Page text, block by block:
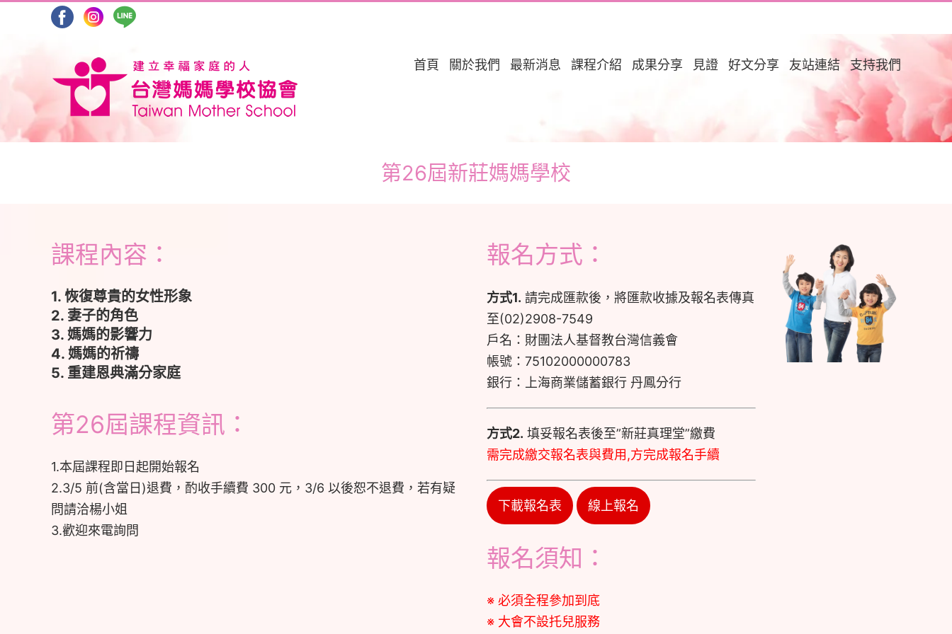
首頁
關於我們 最新消息 課程介紹 成果分享 見證 好文分享 友站連結 支持我們
第26屆新莊媽媽學校
課程內容：
1. 恢復尊貴的女性形象
2. 妻子的角色
3. 媽媽的影響力
4. 媽媽的祈禱
5. 重建恩典滿分家庭
第26屆課程資訊：
1.本屆課程即日起開始報名
2.3/5 前(含當日)退費，酌收手續費 300 元，3/6 以後恕不退費，若有疑
問請洽楊小姐
3.歡迎來電詢問
報名方式：
方式1. 請完成匯款後，將匯款收據及報名表傳真
至(02)2908-7549
戶名：財團法人基督教台灣信義會
帳號：75102000000783
銀行：上海商業儲蓄銀行 丹鳳分行
方式2. 填妥報名表後至”新莊真理堂”繳費
需完成繳交報名表與費用,方完成報名手續
下載報名表 線上報名
報名須知：
※ 必須全程參加到底
※ 大會不設托兒服務